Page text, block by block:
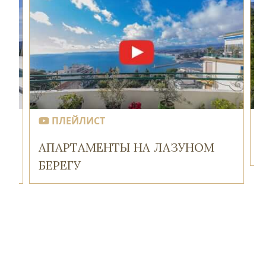
ПЛЕЙЛИСТ
АПАРТАМЕНТЫ НА ЛАЗУНОМ
БЕРЕГУ